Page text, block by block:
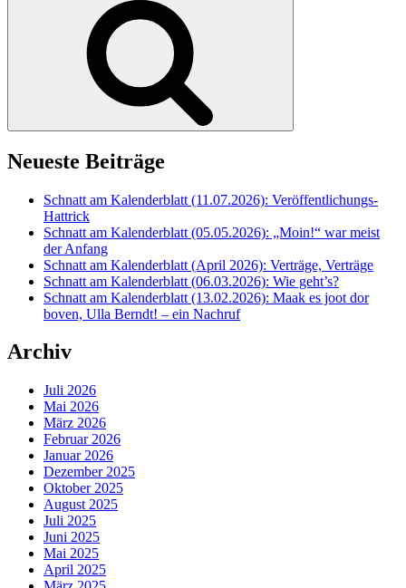
Neueste Beiträge
Schnatt am Kalenderblatt (11.07.2026): Veröffentlichungs-
Hattrick
Schnatt am Kalenderblatt (05.05.2026): „Moin!“ war meist
der Anfang
Schnatt am Kalenderblatt (April 2026): Verträge, Verträge
Schnatt am Kalenderblatt (06.03.2026): Wie geht’s?
Schnatt am Kalenderblatt (13.02.2026): Maak es joot dor
boven, Ulla Berndt! – ein Nachruf
Archiv
Juli 2026
Mai 2026
März 2026
Februar 2026
Januar 2026
Dezember 2025
Oktober 2025
August 2025
Juli 2025
Juni 2025
Mai 2025
April 2025